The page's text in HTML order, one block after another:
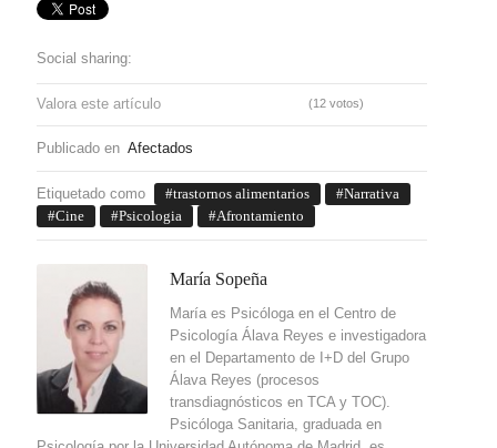
Social sharing:
Valora este artículo (12 votos)
Publicado en Afectados
Etiquetado como trastornos alimentarios
Narrativa
Cine
Psicologia Afrontamiento
María Sopeña
María es Psicóloga en el Centro de
Psicología Álava Reyes e investigadora
en el Departamento de I+D del Grupo
Álava Reyes (procesos
transdiagnósticos en TCA y TOC).
Psicóloga Sanitaria, graduada en